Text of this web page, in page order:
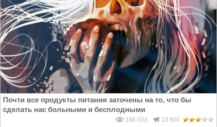
Почти все продукты питания заточены на то, что бы
сделать нас больными и бесплодными
196 033 13 900